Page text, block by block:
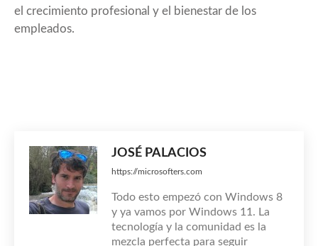
el crecimiento profesional y el bienestar de los
empleados.
JOSÉ PALACIOS
https://microsofters.com
Todo esto empezó con Windows 8
y ya vamos por Windows 11. La
tecnología y la comunidad es la
mezcla perfecta para seguir